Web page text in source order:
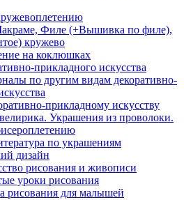
Филе (+Вышивка по филе),
кружево
на коклюшках
прикладного искусства
по другим видам декоративно-
прикладному искусству
Украшения из проволоки.
по украшениям
дизайн
рисования и живописи
уроки рисования
рисования для малышей